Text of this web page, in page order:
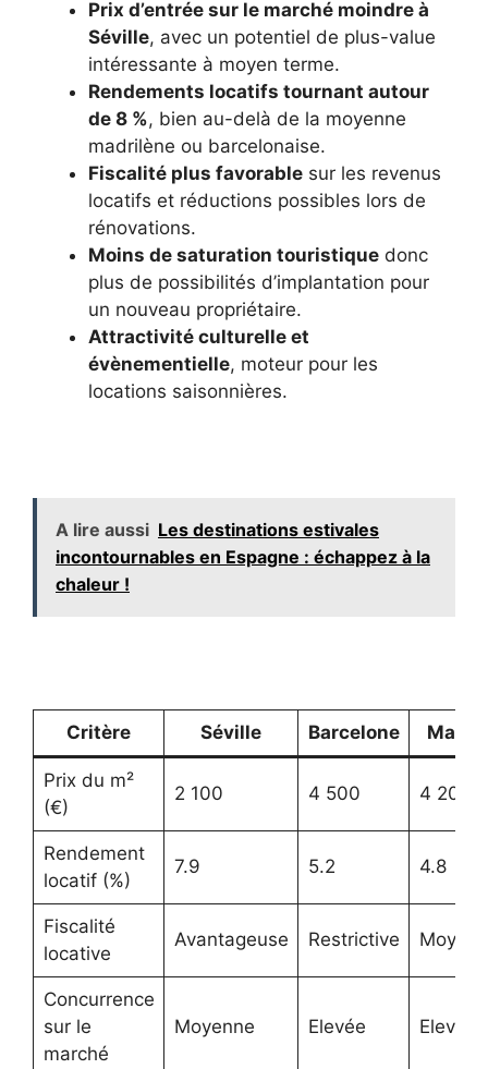
Prix d’entrée sur le marché moindre à
Séville, avec un potentiel de plus-value
intéressante à moyen terme.
Rendements locatifs tournant autour
de 8 %, bien au-delà de la moyenne
madrilène ou barcelonaise.
Fiscalité plus favorable sur les revenus
locatifs et réductions possibles lors de
rénovations.
Moins de saturation touristique donc
plus de possibilités d’implantation pour
un nouveau propriétaire.
Attractivité culturelle et
évènementielle, moteur pour les
locations saisonnières.
A lire aussi Les destinations estivales
incontournables en Espagne : échappez à la
chaleur !
Critère Séville Barcelone
Prix du m²
(€)
2 100 4 500 4 200
Rendement
locatif (%)
7.9 5.2 4.8
Fiscalité
locative
Avantageuse Restrictive
Concurrence
sur le
marché
Moyenne Elevée Elevée